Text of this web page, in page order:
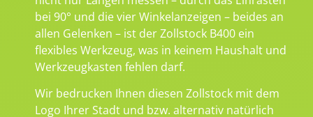
bei 90° und die vier Winkelanzeigen – beides an
allen Gelenken – ist der Zollstock B400 ein
flexibles Werkzeug, was in keinem Haushalt und
Werkzeugkasten fehlen darf.
Wir bedrucken Ihnen diesen Zollstock mit dem
Logo Ihrer Stadt und bzw. alternativ natürlich